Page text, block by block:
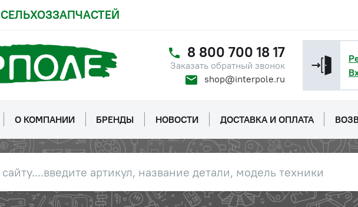
8 800 700 18 17
Заказать обратный звонок
shop@interpole.ru
О КОМПАНИИ БРЕНДЫ НОВОСТИ ДОСТАВКА И ОПЛАТА